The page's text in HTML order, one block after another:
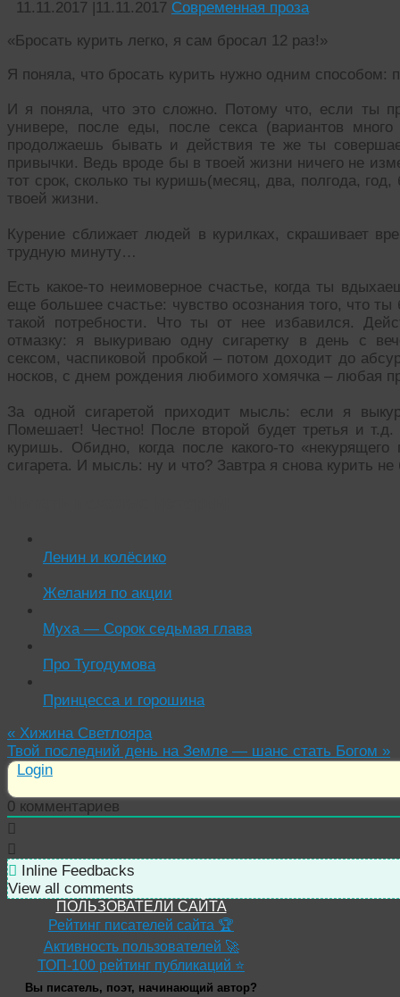
11.11.2017 |11.11.2017 Современная проза
«Бросать курить легко, я сам бросал 12 раз!»
Я поняла, что бросать курить нужно одним способом:
И я поняла, что это сложно. Потому что, если ты
универе, после еды, после секса (вариантов
продолжаешь бывать и действия те же ты
привычки. Ведь вроде бы в твоей жизни ничего не
тот срок, сколько ты куришь(месяц, два, полгода,
твоей жизни.
Курение сближает людей в курилках, скрашивает
трудную минуту…
Есть какое-то неимоверное счастье, когда ты
еще большее счастье: чувство осознания того, что
такой потребности. Что ты от нее избавился.
отмазку: я выкуриваю одну сигаретку в день с
сексом, часпиковой пробкой – потом доходит до
носков, с днем рождения любимого хомячка – любая
За одной сигаретой приходит мысль: если я
Помешает! Честно! После второй будет третья и
куришь. Обидно, когда после какого-то
сигарета. И мысль: ну и что? Завтра я снова курить не
Ленин и колёсико
Желания по акции
Муха — Сорок седьмая глава
Про Тугодумова
Принцесса и горошина
« Хижина Светлояра
Твой последний день на Земле — шанс стать Богом »
Login
0 комментариев
Inline Feedbacks
View all comments
ПОЛЬЗОВАТЕЛИ САЙТА
Рейтинг писателей сайта 🏆
Активность пользователей 🚀
ТОП-100 рейтинг публикаций ⭐
Вы писатель, поэт, начинающий автор?